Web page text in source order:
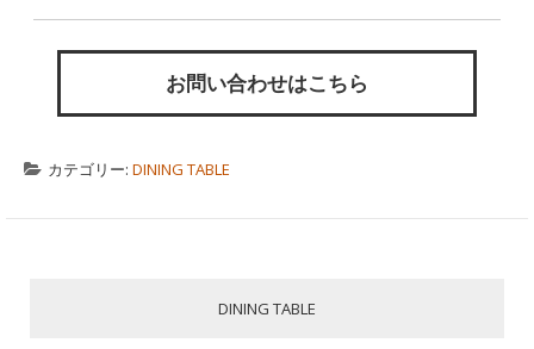
お問い合わせはこちら
カテゴリー: DINING TABLE
DINING TABLE